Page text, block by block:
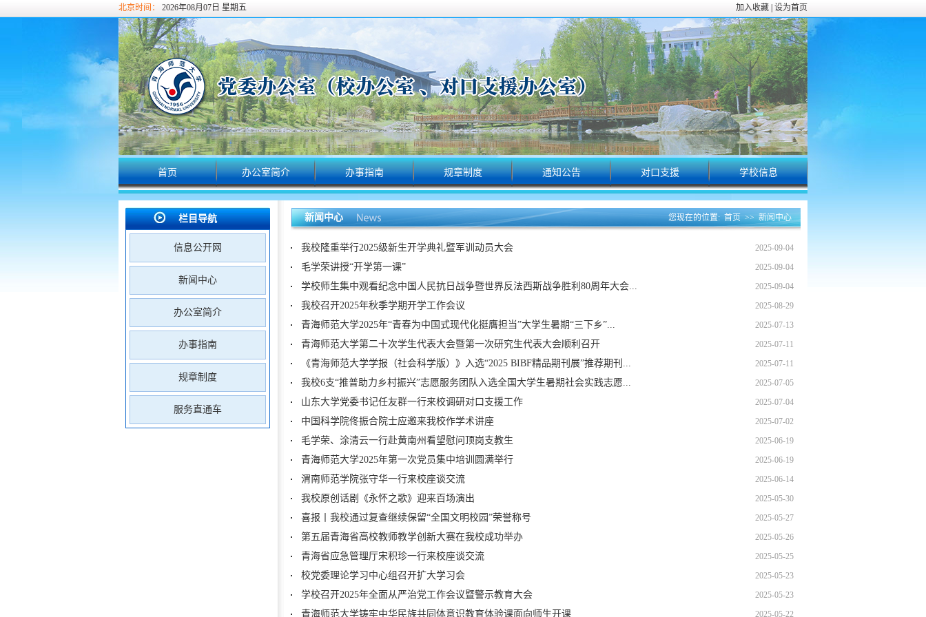
加入收藏 设为首页
北京时间： 2026年08月07日 星期五
首页 办公室简介 办事指南 规章制度 通知公告 对口支援 学校信息
栏目导航
信息公开网
新闻中心
办公室简介
办事指南
规章制度
服务直通车
您现在的位置: 首页 >> 新闻中心
新闻中心
2025-09-04
我校隆重举行2025级新生开学典礼暨军训动员大会
2025-09-04
毛学荣讲授“开学第一课”
2025-09-04
学校师生集中观看纪念中国人民抗日战争暨世界反法西斯战争胜利80周年大会...
2025-08-29
我校召开2025年秋季学期开学工作会议
2025-07-13
青海师范大学2025年“青春为中国式现代化挺膺担当”大学生暑期“三下乡”...
2025-07-11
青海师范大学第二十次学生代表大会暨第一次研究生代表大会顺利召开
2025-07-11
《青海师范大学学报（社会科学版）》入选“2025 BIBF精品期刊展”推荐期刊...
2025-07-05
我校6支“推普助力乡村振兴”志愿服务团队入选全国大学生暑期社会实践志愿...
2025-07-04
山东大学党委书记任友群一行来校调研对口支援工作
2025-07-02
中国科学院佟振合院士应邀来我校作学术讲座
2025-06-19
毛学荣、涂清云一行赴黄南州看望慰问顶岗支教生
2025-06-19
青海师范大学2025年第一次党员集中培训圆满举行
2025-06-14
渭南师范学院张守华一行来校座谈交流
2025-05-30
我校原创话剧《永怀之歌》迎来百场演出
2025-05-27
喜报丨我校通过复查继续保留“全国文明校园”荣誉称号
2025-05-26
第五届青海省高校教师教学创新大赛在我校成功举办
2025-05-25
青海省应急管理厅宋积珍一行来校座谈交流
2025-05-23
校党委理论学习中心组召开扩大学习会
2025-05-23
学校召开2025年全面从严治党工作会议暨警示教育大会
2025-05-22
青海师范大学铸牢中华民族共同体意识教育体验课面向师生开课